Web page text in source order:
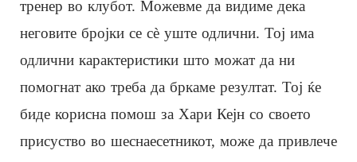
тренер во клубот. Можевме да видиме дека
неговите бројки се сè уште одлични. Тој има
одлични карактеристики што можат да ни
помогнат ако треба да бркаме резултат. Тој ќе
биде корисна помош за Хари Кејн со своето
присуство во шеснаесетникот, може да привлече